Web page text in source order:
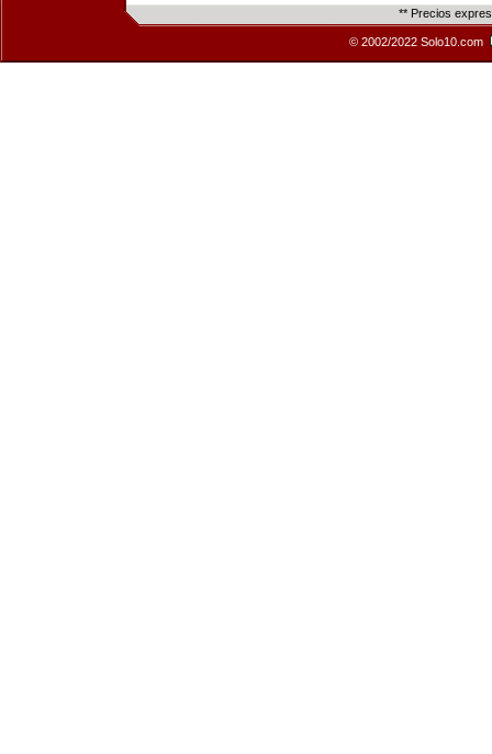
** Precios
© 2002/2022 Solo10.com